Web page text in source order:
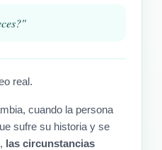
real.
cuando la persona
sufre su historia y se
las circunstancias